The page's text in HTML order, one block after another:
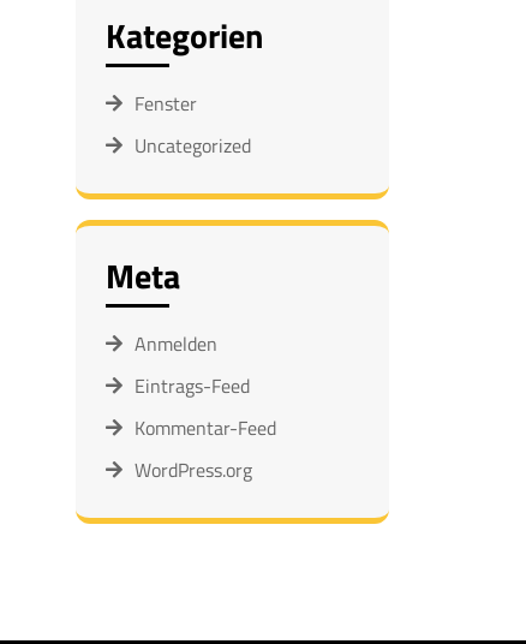
Kategorien
Fenster
Uncategorized
Meta
Anmelden
Eintrags-Feed
Kommentar-Feed
WordPress.org